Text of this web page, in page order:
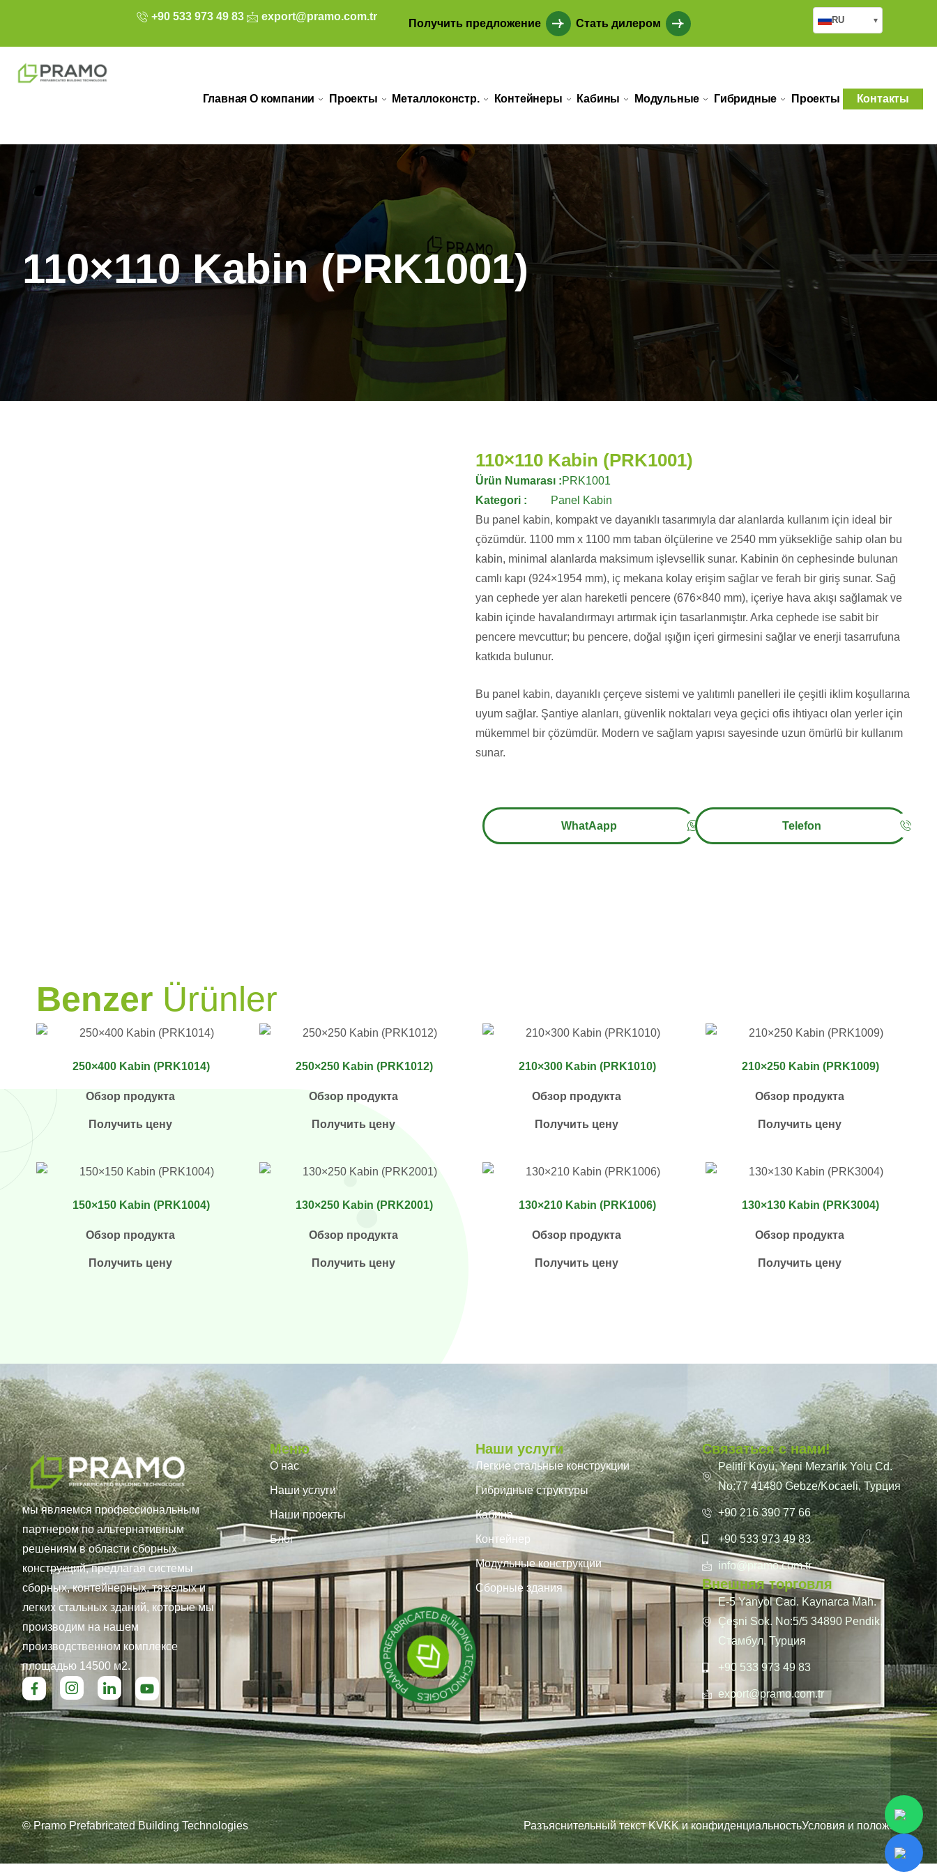
+90 533 973 49 83 export@pramo.com.tr
Получить предложение Стать дилером RU ▾
Главная О компании Проекты Металлоконстр. Контейнеры Кабины Модульные Гибридные Проекты Контакты
110×110 Kabin (PRK1001)
110×110 Kabin (PRK1001)
Ürün Numarası :PRK1001
Kategori :
Panel Kabin
Bu panel kabin, kompakt ve dayanıklı tasarımıyla dar alanlarda kullanım için ideal bir
çözümdür. 1100 mm x 1100 mm taban ölçülerine ve 2540 mm yüksekliğe sahip olan bu
kabin, minimal alanlarda maksimum işlevsellik sunar. Kabinin ön cephesinde bulunan
camlı kapı (924×1954 mm), iç mekana kolay erişim sağlar ve ferah bir giriş sunar. Sağ
yan cephede yer alan hareketli pencere (676×840 mm), içeriye hava akışı sağlamak ve
kabin içinde havalandırmayı artırmak için tasarlanmıştır. Arka cephede ise sabit bir
pencere mevcuttur; bu pencere, doğal ışığın içeri girmesini sağlar ve enerji tasarrufuna
katkıda bulunur.
Bu panel kabin, dayanıklı çerçeve sistemi ve yalıtımlı panelleri ile çeşitli iklim koşullarına
uyum sağlar. Şantiye alanları, güvenlik noktaları veya geçici ofis ihtiyacı olan yerler için
mükemmel bir çözümdür. Modern ve sağlam yapısı sayesinde uzun ömürlü bir kullanım
sunar.
WhatAapp Telefon
PRAMO
Benzer Ürünler
250×400 Kabin (PRK1014)
Обзор продукта
Получить цену
250×250 Kabin (PRK1012)
Обзор продукта
Получить цену
210×300 Kabin (PRK1010)
Обзор продукта
Получить цену
210×250 Kabin (PRK1009)
Обзор продукта
Получить цену
150×150 Kabin (PRK1004)
Обзор продукта
Получить цену
130×250 Kabin (PRK2001)
Обзор продукта
Получить цену
130×210 Kabin (PRK1006)
Обзор продукта
Получить цену
130×130 Kabin (PRK3004)
Обзор продукта
Получить цену
мы являемся профессиональным
партнером по альтернативным
решениям в области сборных
конструкций, предлагая системы
сборных, контейнерных, тяжелых и
легких стальных зданий, которые мы
производим на нашем
производственном комплексе
площадью 14500 м2.
Меню
О нас
Наши услуги
Наши проекты
Блог
Наши услуги
Легкие стальные конструкции
Гибридные структуры
Кабина
Контейнер
Модульные конструкции
Сборные здания
Связаться с нами!
Pelitli Köyü, Yeni Mezarlık Yolu Cd.
No:77 41480 Gebze/Kocaeli, Турция
+90 216 390 77 66
+90 533 973 49 83
info@pramo.com.tr
Внешняя торговля
E-5 Yanyol Cad. Kaynarca Mah.
Çeşni Sok. No:5/5 34890 Pendik,
Стамбул, Турция
+90 533 973 49 83
export@pramo.com.tr
© Pramo Prefabricated Building Technologies Разъяснительный текст KVKK и конфиденциальностьУсловия и положения